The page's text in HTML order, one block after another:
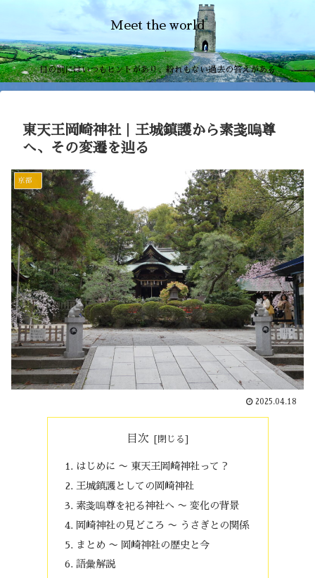
Meet the world
目の前にはいつもヒントがあり、紛れもない過去の答えがある
東天王岡崎神社｜王城鎮護から素戔嗚尊
へ、その変遷を辿る
京都
2025.04.18
目次
はじめに 〜 東天王岡崎神社って？
王城鎮護としての岡崎神社
素戔嗚尊を祀る神社へ 〜 変化の背景
岡崎神社の見どころ 〜 うさぎとの関係
まとめ 〜 岡崎神社の歴史と今
語彙解説